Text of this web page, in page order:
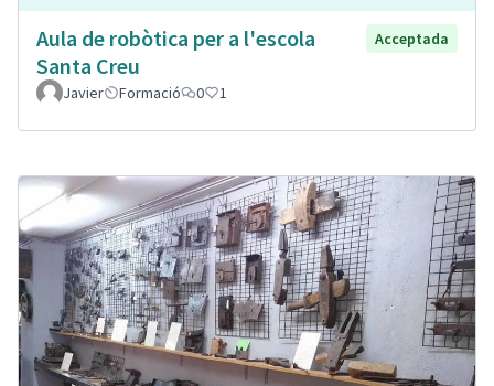
Aula de robòtica per a l'escola
Santa Creu
Acceptada
Javier Formació 0 1